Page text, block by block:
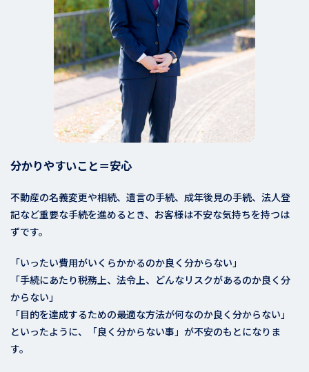
分かりやすいこと＝安心
不動産の名義変更や相続、遺言の手続、成年後見の手続、法人登
記など重要な手続を進めるとき、お客様は不安な気持ちを持つは
ずです。
「いったい費用がいくらかかるのか良く分からない」
「手続にあたり税務上、法令上、どんなリスクがあるのか良く分
からない」
「目的を達成するための最適な方法が何なのか良く分からない」
といったように、「良く分からない事」が不安のもとになりま
す。